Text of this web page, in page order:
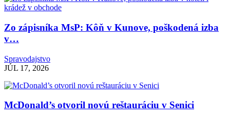
Zo zápisníka MsP: Kôň v Kunove, poškodená izba
v…
Spravodajstvo
JÚL 17, 2026
McDonald’s otvoril novú reštauráciu v Senici